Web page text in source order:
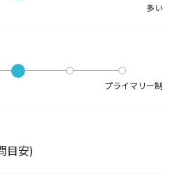
多い
プライマリー制
目安)